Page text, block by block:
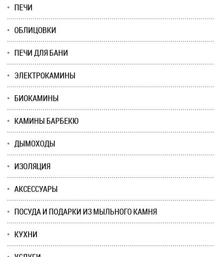
ПЕЧИ
ОБЛИЦОВКИ
ПЕЧИ ДЛЯ БАНИ
ЭЛЕКТРОКАМИНЫ
БИОКАМИНЫ
КАМИНЫ БАРБЕКЮ
ДЫМОХОДЫ
ИЗОЛЯЦИЯ
АКСЕССУАРЫ
ПОСУДА И ПОДАРКИ ИЗ МЫЛЬНОГО КАМНЯ
КУХНИ